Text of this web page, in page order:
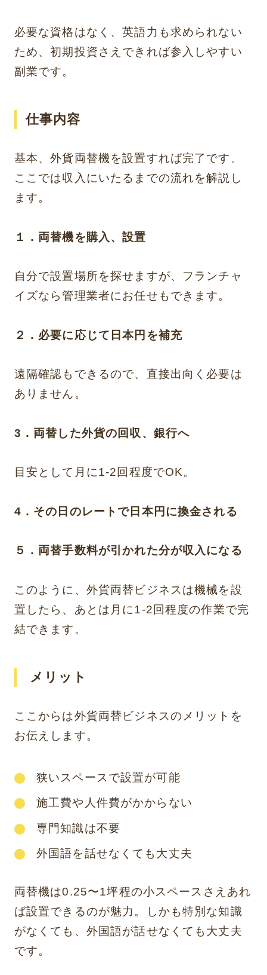
必要な資格はなく、英語力も求められない
ため、初期投資さえできれば参入しやすい
副業です。
仕事内容
基本、外貨両替機を設置すれば完了です。
ここでは収入にいたるまでの流れを解説し
ます。
１．両替機を購入、設置
自分で設置場所を探せますが、フランチャ
イズなら管理業者にお任せもできます。
２．必要に応じて日本円を補充
遠隔確認もできるので、直接出向く必要は
ありません。
3．両替した外貨の回収、銀行へ
目安として月に1-2回程度でOK。
4．その日のレートで日本円に換金される
５．両替手数料が引かれた分が収入になる
このように、外貨両替ビジネスは機械を設
置したら、あとは月に1-2回程度の作業で完
結できます。
メリット
ここからは外貨両替ビジネスのメリットを
お伝えします。
狭いスペースで設置が可能
施工費や人件費がかからない
専門知識は不要
外国語を話せなくても大丈夫
両替機は0.25〜1坪程の小スペースさえあれ
ば設置できるのが魅力。しかも特別な知識
がなくても、外国語が話せなくても大丈夫
です。